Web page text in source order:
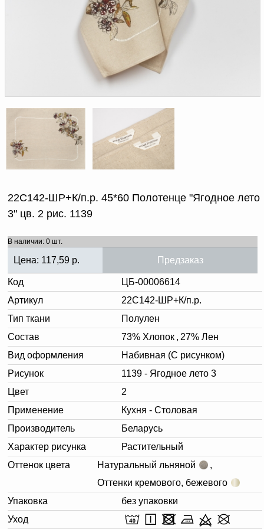
Документы по работе с
22С142-ШР+К/п.р. 45*60 Полотенце "Ягодное лето
3" цв. 2 рис. 1139
В наличии: 0 шт.
Цена: 117,59 р. Предзаказ
Код
ЦБ-00006614
Артикул
22С142-ШР+К/п.р.
Тип ткани
Полулен
Состав
73% Хлопок , 27% Лен
Вид оформления
Набивная (С рисунком)
Рисунок
1139 - Ягодное лето 3
Цвет
2
Применение
Кухня - Столовая
Производитель
Беларусь
Характер рисунка
Растительный
Оттенок цвета
Натуральный льняной
,
Оттенки кремового, бежевого
Упаковка
без упаковки
Уход